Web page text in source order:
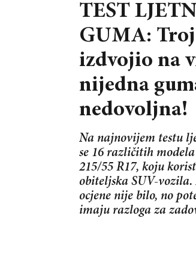
TEST
GUMA:
izdvojio na
nijedna
nedovoljna!
Na najnovijem testu
se 16 različitih
215/55 R17, koju
obiteljska SUV-
ocjene nije bilo, no
imaju razloga za